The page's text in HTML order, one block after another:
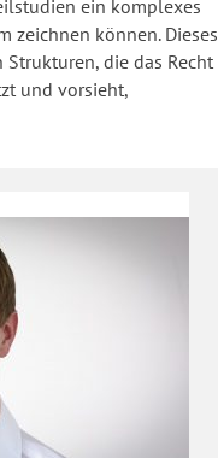
ein komplexes
zeichnen können. Dieses
die das Recht
und vorsieht,